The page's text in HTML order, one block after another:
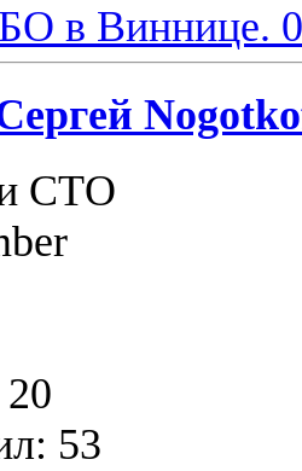
в Виннице.
СТО
53